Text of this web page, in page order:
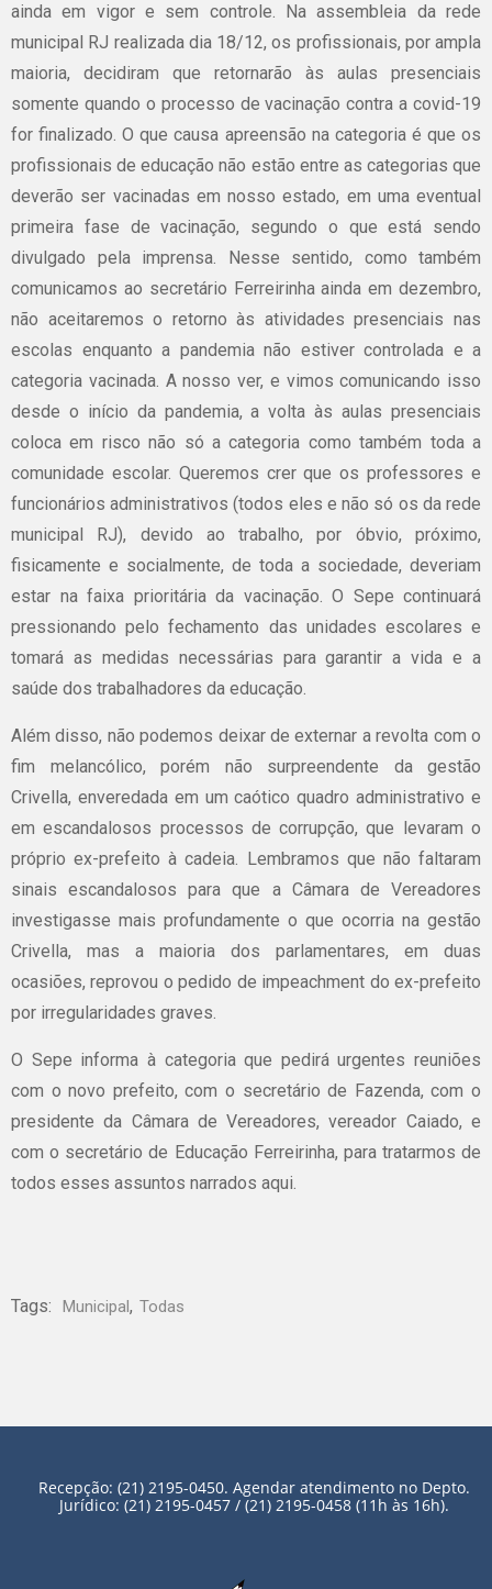
ainda em vigor e sem controle. Na assembleia da rede
municipal RJ realizada dia 18/12, os profissionais, por ampla
maioria, decidiram que retornarão às aulas presenciais
somente quando o processo de vacinação contra a covid-19
for finalizado. O que causa apreensão na categoria é que os
profissionais de educação não estão entre as categorias que
deverão ser vacinadas em nosso estado, em uma eventual
primeira fase de vacinação, segundo o que está sendo
divulgado pela imprensa. Nesse sentido, como também
comunicamos ao secretário Ferreirinha ainda em dezembro,
não aceitaremos o retorno às atividades presenciais nas
escolas enquanto a pandemia não estiver controlada e a
categoria vacinada. A nosso ver, e vimos comunicando isso
desde o início da pandemia, a volta às aulas presenciais
coloca em risco não só a categoria como também toda a
comunidade escolar. Queremos crer que os professores e
funcionários administrativos (todos eles e não só os da rede
municipal RJ), devido ao trabalho, por óbvio, próximo,
fisicamente e socialmente, de toda a sociedade, deveriam
estar na faixa prioritária da vacinação. O Sepe continuará
pressionando pelo fechamento das unidades escolares e
tomará as medidas necessárias para garantir a vida e a
saúde dos trabalhadores da educação.
Além disso, não podemos deixar de externar a revolta com o
fim melancólico, porém não surpreendente da gestão
Crivella, enveredada em um caótico quadro administrativo e
em escandalosos processos de corrupção, que levaram o
próprio ex-prefeito à cadeia. Lembramos que não faltaram
sinais escandalosos para que a Câmara de Vereadores
investigasse mais profundamente o que ocorria na gestão
Crivella, mas a maioria dos parlamentares, em duas
ocasiões, reprovou o pedido de impeachment do ex-prefeito
por irregularidades graves.
O Sepe informa à categoria que pedirá urgentes reuniões
com o novo prefeito, com o secretário de Fazenda, com o
presidente da Câmara de Vereadores, vereador Caiado, e
com o secretário de Educação Ferreirinha, para tratarmos de
todos esses assuntos narrados aqui.
Tags: Municipal, Todas
Recepção: (21) 2195-0450. Agendar atendimento no Depto.
Jurídico: (21) 2195-0457 / (21) 2195-0458 (11h às 16h).